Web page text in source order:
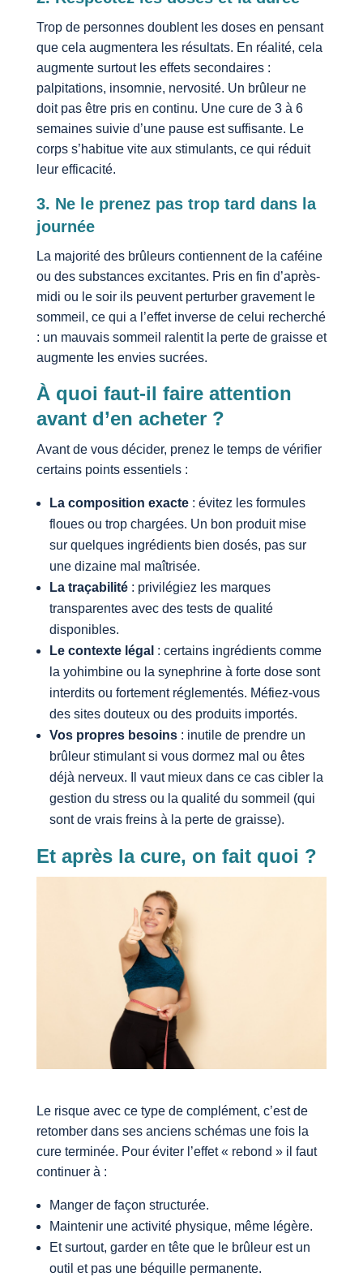
Trop de personnes doublent les doses en pensant
que cela augmentera les résultats. En réalité, cela
augmente surtout les effets secondaires :
palpitations, insomnie, nervosité. Un brûleur ne
doit pas être pris en continu. Une cure de 3 à 6
semaines suivie d’une pause est suffisante. Le
corps s’habitue vite aux stimulants, ce qui réduit
leur efficacité.
3. Ne le prenez pas trop tard dans la
journée
La majorité des brûleurs contiennent de la caféine
ou des substances excitantes. Pris en fin d’après-
midi ou le soir ils peuvent perturber gravement le
sommeil, ce qui a l’effet inverse de celui recherché
: un mauvais sommeil ralentit la perte de graisse et
augmente les envies sucrées.
À quoi faut-il faire attention
avant d’en acheter ?
Avant de vous décider, prenez le temps de vérifier
certains points essentiels :
La composition exacte: évitez les formules
floues ou trop chargées. Un bon produit mise
sur quelques ingrédients bien dosés, pas sur
une dizaine mal maîtrisée.
La traçabilité: privilégiez les marques
transparentes avec des tests de qualité
disponibles.
Le contexte légal : certains ingrédients comme
la yohimbine ou la synephrine à forte dose sont
interdits ou fortement réglementés. Méfiez-vous
des sites douteux ou des produits importés.
Vos propres besoins: inutile de prendre un
brûleur stimulant si vous dormez mal ou êtes
déjà nerveux. Il vaut mieux dans ce cas cibler la
gestion du stress ou la qualité du sommeil (qui
sont de vrais freins à la perte de graisse).
Et après la cure, on fait quoi ?
Le risque avec ce type de complément, c’est de
retomber dans ses anciens schémas une fois la
cure terminée. Pour éviter l’effet « rebond » il faut
continuer à :
Manger de façon structurée.
Maintenir une activité physique, même légère.
Et surtout, garder en tête que le brûleur est un
outil et pas une béquille permanente.